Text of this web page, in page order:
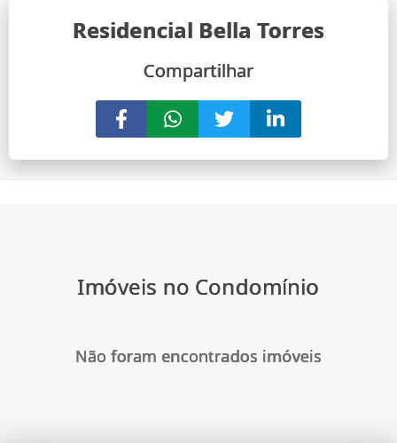
Residencial Bella Torres
Compartilhar
Imóveis no Condomínio
Não foram encontrados imóveis